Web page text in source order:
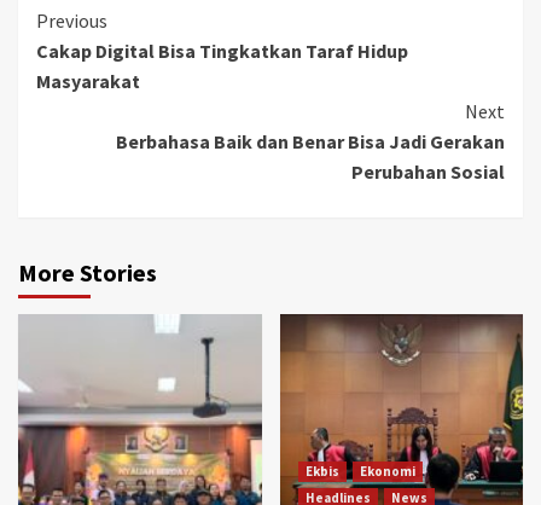
Continue
Reading
Previous
Cakap Digital Bisa Tingkatkan Taraf Hidup
Masyarakat
Next
Berbahasa Baik dan Benar Bisa Jadi Gerakan
Perubahan Sosial
More Stories
Ekbis
Ekonomi
Headlines
News